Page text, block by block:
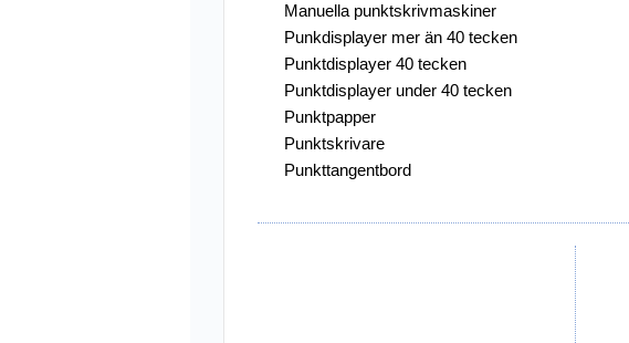
Läsmaskiner och OCR
Punktskrift
Övriga Hjälpmedel
Punkt-/Daisyproduktion
Manuella punktskrivmaskiner
Punkdisplayer mer än 40 tecken
Punktdisplayer 40 tecken
Punktdisplayer under 40 tecken
Punktpapper
Punktskrivare
Punkttangentbord